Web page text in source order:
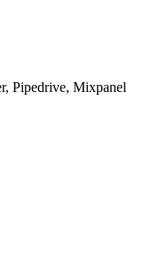
Pipedrive, Mixpanel